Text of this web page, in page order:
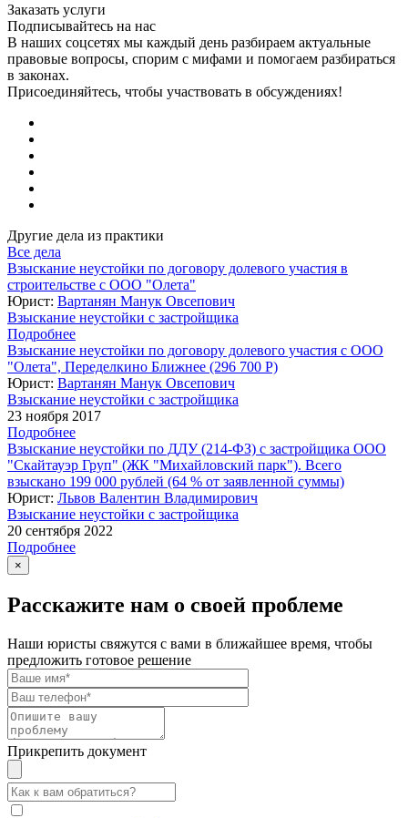
Заказать услуги
Подписывайтесь на нас
В наших соцсетях мы каждый день разбираем актуальные
правовые вопросы, спорим с мифами и помогаем разбираться
в законах.
Присоединяйтесь, чтобы участвовать в обсуждениях!
Другие дела из практики
Все дела
Взыскание неустойки по договору долевого участия в
строительстве с ООО "Олета"
Юрист: Вартанян Манук Овсепович
Взыскание неустойки с застройщика
Подробнее
Взыскание неустойки по договору долевого участия с ООО
"Олета", Переделкино Ближнее (296 700 Р)
Юрист: Вартанян Манук Овсепович
Взыскание неустойки с застройщика
23 ноября 2017
Подробнее
Взыскание неустойки по ДДУ (214-ФЗ) с застройщика ООО
"Скайтауэр Груп" (ЖК "Михайловский парк"). Всего
взыскано 199 000 рублей (64 % от заявленной суммы)
Юрист: Львов Валентин Владимирович
Взыскание неустойки с застройщика
20 сентября 2022
Подробнее
×
Расскажите нам о своей проблеме
Наши юристы свяжутся с вами в ближайшее время, чтобы
предложить готовое решение
Прикрепить документ